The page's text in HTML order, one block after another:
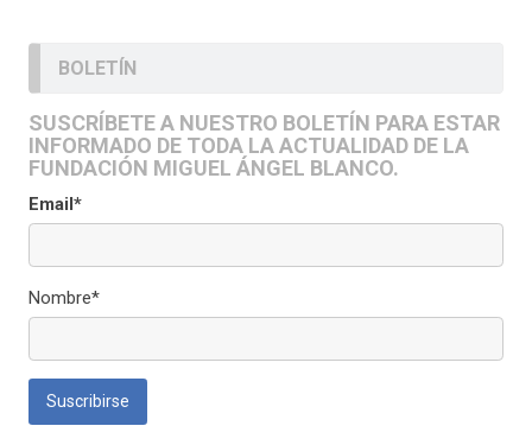
BOLETÍN
SUSCRÍBETE A NUESTRO BOLETÍN PARA ESTAR
INFORMADO DE TODA LA ACTUALIDAD DE LA
FUNDACIÓN MIGUEL ÁNGEL BLANCO.
Email*
Nombre*